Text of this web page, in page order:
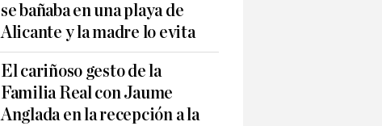
se bañaba en una playa de
Alicante y la madre lo evita
El cariñoso gesto de la
Familia Real con Jaume
Anglada en la recepción a la